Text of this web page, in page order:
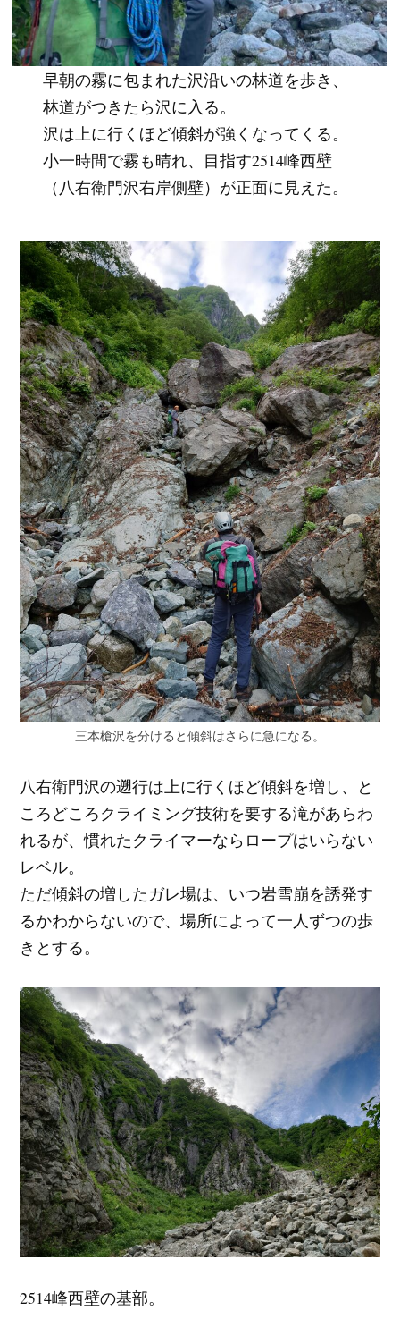
早朝の霧に包まれた沢沿いの林道を歩き、
林道がつきたら沢に入る。
沢は上に行くほど傾斜が強くなってくる。
小一時間で霧も晴れ、目指す2514峰西壁
（八右衛門沢右岸側壁）が正面に見えた。
三本槍沢を分けると傾斜はさらに急になる。
八右衛門沢の遡行は上に行くほど傾斜を増し、と
ころどころクライミング技術を要する滝があらわ
れるが、慣れたクライマーならロープはいらない
レベル。
ただ傾斜の増したガレ場は、いつ岩雪崩を誘発す
るかわからないので、場所によって一人ずつの歩
きとする。
2514峰西壁の基部。